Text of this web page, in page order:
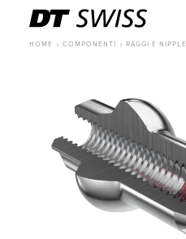
HOME COMPONENTI RAGGI E NIPPLE